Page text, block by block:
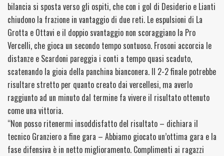
bilancia si sposta verso gli ospiti, che con i gol di Desiderio e Lianti
chiudono la frazione in vantaggio di due reti. Le espulsioni di La
Grotta e Ottavi e il doppio svantaggio non scoraggiano la Pro
Vercelli, che gioca un secondo tempo sontuoso. Frosoni accorcia le
distanze e Scardoni pareggia i conti a tempo quasi scaduto,
scatenando la gioia della panchina bianconera. Il 2-2 finale potrebbe
risultare stretto per quanto creato dai vercellesi, ma averlo
raggiunto ad un minuto dal termine fa vivere il risultato ottenuto
come una vittoria.
“Non posso ritenermi insoddisfatto del risultato – dichiara il
tecnico Granziero a fine gara – Abbiamo giocato un’ottima gara e la
fase difensiva è in netto miglioramento. Complimenti ai ragazzi